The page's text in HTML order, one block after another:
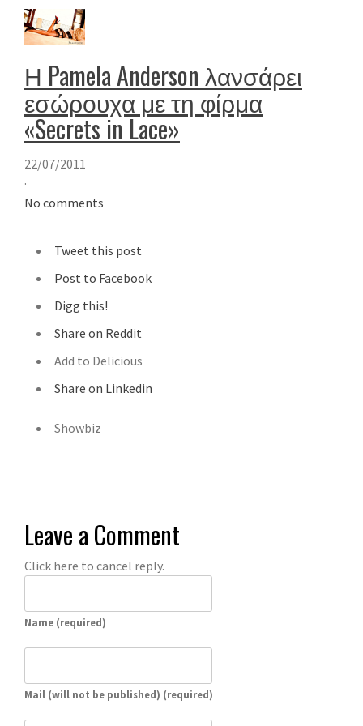
Η Pamela Anderson λανσάρει
εσώρουχα με τη φίρμα
«Secrets in Lace»
22/07/2011
·
No comments
Tweet this post
Post to Facebook
Digg this!
Share on Reddit
Add to Delicious
Share on Linkedin
Showbiz
Leave a Comment
Click here to cancel reply.
Name (required)
Mail (will not be published) (required)